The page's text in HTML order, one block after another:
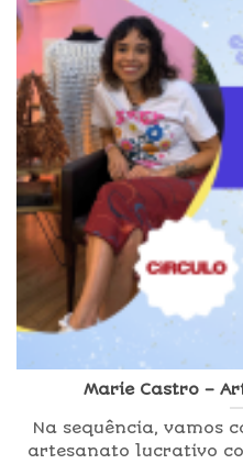
Marie Castro –
Na sequência, vamos
artesanato lucrativo